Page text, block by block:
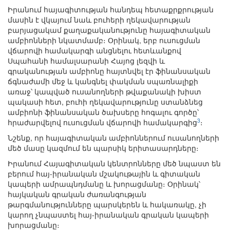
Իրանում հայագիտության հանդեպ հետաքրքրության
մասին է վկայում նաև բուհերի ղեկավարության
բարյացակամ քաղաքականությունը հայագիտական
ամբիոնների նկատմամբ։ Օրինակ, երբ ուսուցման
վճարովի համակարգի անցնելու հետևանքով
Սպահանի համալսարանի Հայոց լեզվի և
գրականության ամբիոնը հայտնվել էր ֆինանսական
ճգնաժամի մեջ և կանգնել փակման սպառնալիքի
առաջ՝ կապված ուսանողների թվաքանակի խիստ
պակասի հետ, բուհի ղեկավարությունը ստանձնեց
ամբիոնի ֆինանսական ծախսերը հոգալու գործը՝
հրաժարվելով ուսուցման վճարովի համակարգից3։
Նշենք, որ հայագիտական ամբիոններում ուսանողների
մեծ մասը կազմում են պարսիկ երիտասարդները։
Իրանում Հայագիտական կենտրոնները մեծ նպաստ են
բերում հայ-իրանական մշակութային և գիտական
կապերի ամրապնդմանը և խորացմանը։ Օրինակ՝
հայկական գրական ժառանգության
թարգմանությունները պարսկերեն և հակառակը, չի
կարող չնպաստել հայ-իրանական գրական կապերի
խորացմանը։